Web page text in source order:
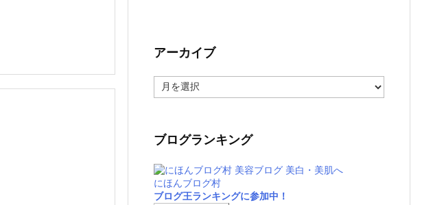
アーカイブ
ー
ブ
ブログランキング
にほんブログ村
ブログ王ランキングに参加中！